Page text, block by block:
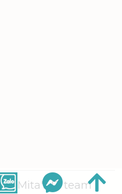
| by Mita's IT team